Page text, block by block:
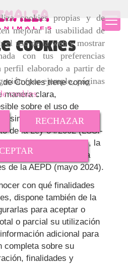
cookies propias y de
mejorar la usabilidad de
el uso de la web y mostrar
con tus preferencias
perfil elaborado a partir de
(por ejemplo, páginas
cookies.
RECHAZAR
cookies
Cookies tiene como
manera clara,
sobre el uso de
similares en este sitio
de la Ley 34/2002 (LSSI-
2016/679 (RGPD), la
(LOPDGDD) y la Guía
de la AEPD (mayo 2024).
con qué finalidades
dispone también de la
para aceptar o
o parcial su utilización
adicional para
completa sobre su
finalidades y